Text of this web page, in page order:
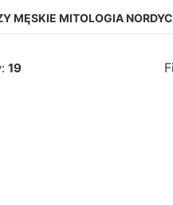
MĘSKIE MITOLOGIA
19